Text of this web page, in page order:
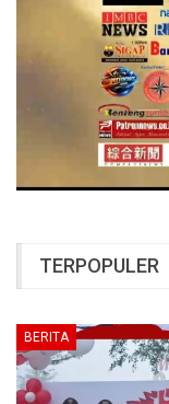
TERPOPULER
BERITA